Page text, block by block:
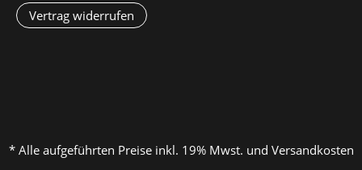
Vertrag widerrufen
* Alle aufgeführten Preise inkl. 19% Mwst. und Versandkosten